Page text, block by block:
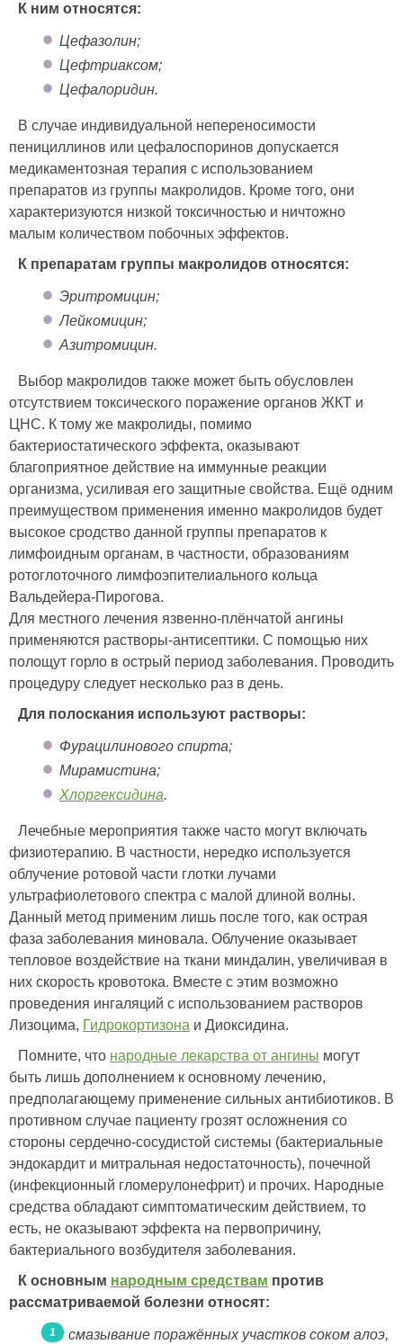
К ним относятся:
Цефазолин;
Цефтриаксом;
Цефалоридин.
В случае индивидуальной непереносимости
пенициллинов или цефалоспоринов допускается
медикаментозная терапия с использованием
препаратов из группы макролидов. Кроме того, они
характеризуются низкой токсичностью и ничтожно
малым количеством побочных эффектов.
К препаратам группы макролидов относятся:
Эритромицин;
Лейкомицин;
Азитромицин.
Выбор макролидов также может быть обусловлен
отсутствием токсического поражение органов ЖКТ и
ЦНС. К тому же макролиды, помимо
бактериостатического эффекта, оказывают
благоприятное действие на иммунные реакции
организма, усиливая его защитные свойства. Ещё одним
преимуществом применения именно макролидов будет
высокое сродство данной группы препаратов к
лимфоидным органам, в частности, образованиям
ротоглоточного лимфоэпителиального кольца
Вальдейера-Пирогова.
Для местного лечения язвенно-плёнчатой ангины
применяются растворы-антисептики. С помощью них
полощут горло в острый период заболевания. Проводить
процедуру следует несколько раз в день.
Для полоскания используют растворы:
Фурацилинового спирта;
Мирамистина;
Хлоргексидина.
Лечебные мероприятия также часто могут включать
физиотерапию. В частности, нередко используется
облучение ротовой части глотки лучами
ультрафиолетового спектра с малой длиной волны.
Данный метод применим лишь после того, как острая
фаза заболевания миновала. Облучение оказывает
тепловое воздействие на ткани миндалин, увеличивая в
них скорость кровотока. Вместе с этим возможно
проведения ингаляций с использованием растворов
Лизоцима, Гидрокортизона и Диоксидина.
Помните, что народные лекарства от ангины могут
быть лишь дополнением к основному лечению,
предполагающему применение сильных антибиотиков. В
противном случае пациенту грозят осложнения со
стороны сердечно-сосудистой системы (бактериальные
эндокардит и митральная недостаточность), почечной
(инфекционный гломерулонефрит) и прочих. Народные
средства обладают симптоматическим действием, то
есть, не оказывают эффекта на первопричину,
бактериального возбудителя заболевания.
К основным народным средствам против
рассматриваемой болезни относят:
смазывание поражённых участков соком алоэ,